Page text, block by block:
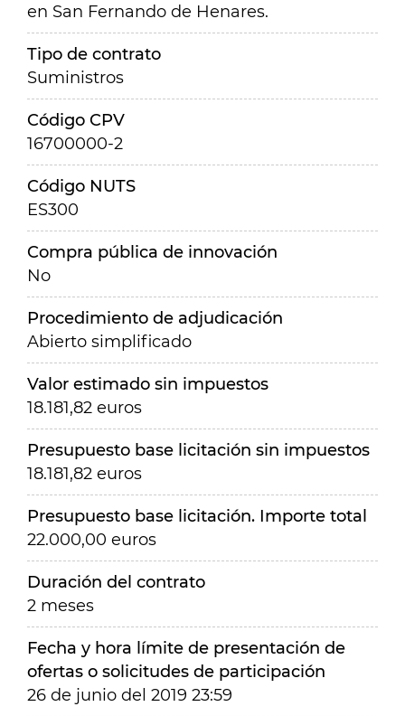
en San Fernando de Henares.
Tipo de contrato
Suministros
Código CPV
16700000-2
Código NUTS
ES300
Compra pública de innovación
No
Procedimiento de adjudicación
Abierto simplificado
Valor estimado sin impuestos
18.181,82 euros
Presupuesto base licitación sin impuestos
18.181,82 euros
Presupuesto base licitación. Importe total
22.000,00 euros
Duración del contrato
2 meses
Fecha y hora límite de presentación de
ofertas o solicitudes de participación
26 de junio del 2019 23:59